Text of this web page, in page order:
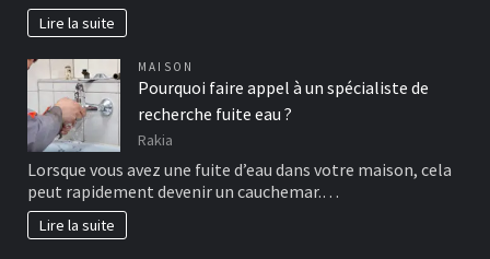
Lire la suite
MAISON
Pourquoi faire appel à un spécialiste de
recherche fuite eau ?
Rakia
Lorsque vous avez une fuite d’eau dans votre maison, cela
peut rapidement devenir un cauchemar.…
Lire la suite